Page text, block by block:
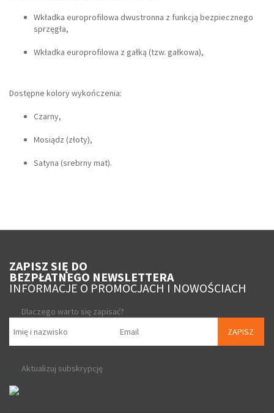
Wkładka europrofilowa dwustronna z funkcją bezpiecznego
sprzęgła,
Wkładka europrofilowa z gałką (tzw. gałkowa),
Dostępne kolory wykończenia:
Czarny,
Mosiądz (złoty),
Satyna (srebrny mat).
ZAPISZ SIĘ DO
BEZPŁATNEGO NEWSLETTERA
INFORMACJE O PROMOCJACH I NOWOŚCIACH
Dlaczego warto się zapisać?
ZAPISZ
Aktualizuj subskrypcję